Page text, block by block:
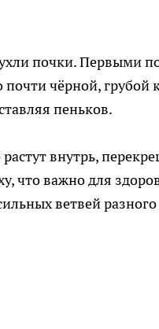
почки. Первыми
почти чёрной,
пеньков.
внутрь,
что важно для
ветвей разного